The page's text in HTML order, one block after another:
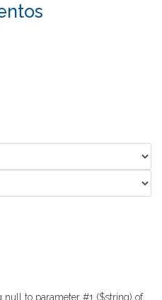
null to parameter #1 ($string) of